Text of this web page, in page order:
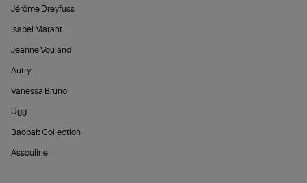
Jérôme Dreyfuss
Isabel Marant
Jeanne Vouland
Autry
Vanessa Bruno
Ugg
Baobab Collection
Assouline